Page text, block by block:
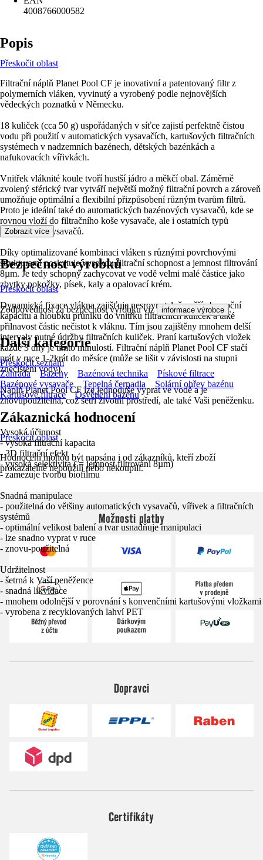
4008766000582
Popis
Přeskočit oblast
Filtrační náplň Planet Pool CF je inovativní a patentovaný filtr z
polymerních vláken, vyvinutý a vyrobený podle nejnovějších
vědeckých poznatků v Německu.
18 kuliček (cca 50 g) uspořádaných v síťce zajistí perfektně čistou
vodu při použití v automatických vysavačích, kartušových filtračních
systémech v nadzemních bazénech, dětských bazénkách a
nafukovacích vířivkách.
Vnitřek vláknité koule tvoří hustší jádro a měkčí obal. Záměrně
zvolený sférický tvar vytváří největší možný filtrační povrch a zároveň
umožňuje optimální a flexibilní přizpůsobení různým tvarům filtrů.
Proto je ideální také do automatických bazénových vysavačů, kde se
rovnou vloží do filtračního koše vysavače, ale i ostatních typů
bazénových vysavačů.
Díky optimalizované kombinaci vláken s různými povrchovými
strukturami poskytuje vysokou filtrační schopnost a jemnost filtrování
8µm. Je tedy schopný zachycovat ve vodě velmi malé částice jako
zbytky pokožky, písek, kaly a opalovací krém.
Dynamická fixace vlákna zajišťuje nesrovnatelně vyšší absorpční
kapacitu a hloubku průniku do vnitřku filtračních kuliček a také
přilnavost částic nečistot k vláknu. Tím jsou zajištěny mnohem delší
intervaly nutné údržby filtračních kuliček. Praní kartušových vložek
každé 3 dny je tímto minulostí. Filtrační náplň Planet Pool CF stačí
prát v ruce 1-2krát do měsíce (může se lišit v závislosti na stupni
znečištění vody).
Náplň Planet Pool CF lze jednoduše vyprat ve vodě a je
znovupoužitelná, což šetří životní prostředí, ale také Vaši peněženku.
Vysoká účinnost
- vysoká filtrační kapacita
- 3D filtrační efekt
- vysoká selektivita ( = jemnost filtrování 8µm)
- zamezuje tvorbu biofilmu
Snadná manipulace
- použitelná do většiny automatických vysavačů, vířivek a filtračních
systémů
- optimální velikost balení a tvar usnadňuje manipulaci
- lze snadno vyprat v ruce
- znovu-použitelná
Udržitelnost
- šetrná k Vaší peněžence
- snadná likvidace
- mnohem odolnější v porovnání s konvenčními kartušovými vložkami
- vyrobena z recyklovaných lahví PET
Zobrazit více
Bezpečnost výrobků
Přeskočit oblast
Zodpovědnost za bezpečnost výrobku viz informace výrobce .
Další kategorie
Přeskočit seznam
Zahrada
Bazény Bazénová technika
Pískové filtrace
Bazénové vysavače
Tepelná čerpadla
Solární ohřev bazénu
Kartušové filtrace
Osvětlení bazénu
Zákaznická hodnocení
Přeskočit oblast
Hodnocení mohou být napsána i od zákazníků, kteří zboží
prokazatelně nepoužili nebo nekoupili.
Možnosti platby
Dopravci
Certifikáty